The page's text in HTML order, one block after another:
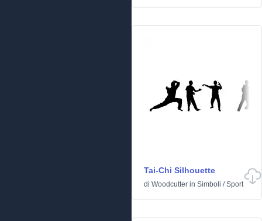
Tai-Chi Silhouette
di Woodcutter in Simboli /Sport